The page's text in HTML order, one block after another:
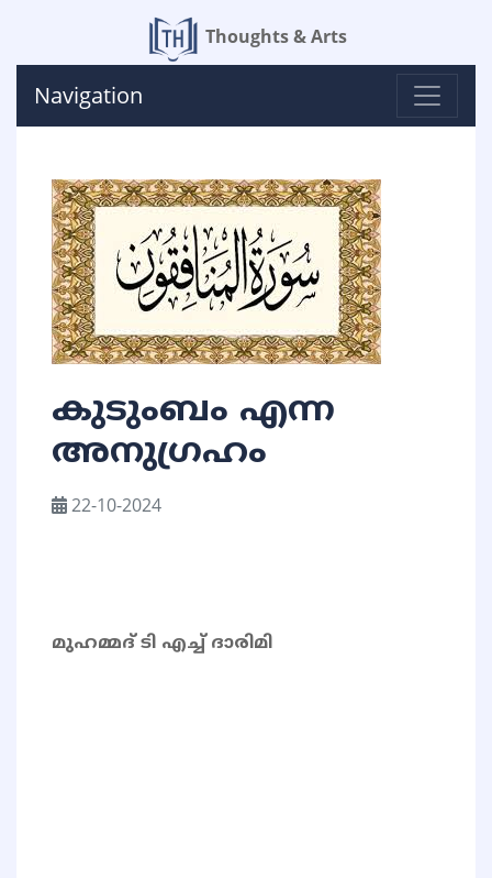
Thoughts & Arts
Navigation
കുടുംബം എന്ന
അനുഗ്രഹം
22-10-2024
മുഹമ്മദ് ടി എച്ച് ദാരിമി